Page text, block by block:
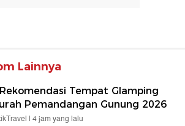
Lainnya
Tempat Glamping
Pemandangan Gunung 2026
| 4 jam yang lalu